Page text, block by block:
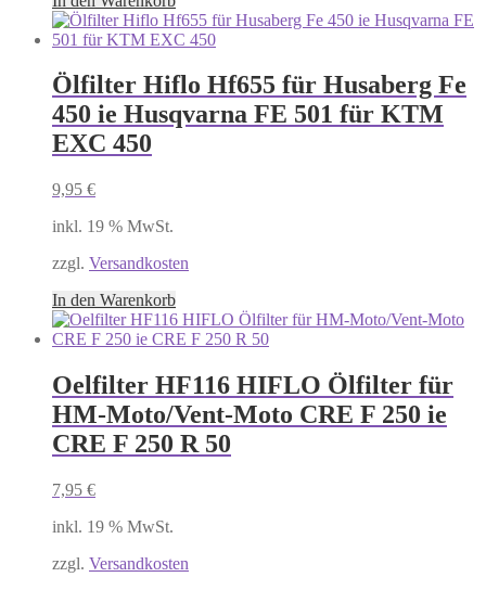
Ölfilter Hiflo Hf655 für Husaberg Fe
450 ie Husqvarna FE 501 für KTM
EXC 450
9,95 €
inkl. 19 % MwSt.
zzgl. Versandkosten
In den Warenkorb
Oelfilter HF116 HIFLO Ölfilter für
HM-Moto/Vent-Moto CRE F 250 ie
CRE F 250 R 50
7,95 €
inkl. 19 % MwSt.
zzgl. Versandkosten